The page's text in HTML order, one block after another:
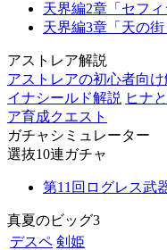
天界編2章「セフィ
天界編3章「天の街
アストレア解説
アストレアの初心者向け
イナシールド解説 ヒナ
ア育成クエスト
ガチャシミュレーター
選抜10連ガチャ
第11回ログレス武
真夏のビッグ3
デスペ 剣姫